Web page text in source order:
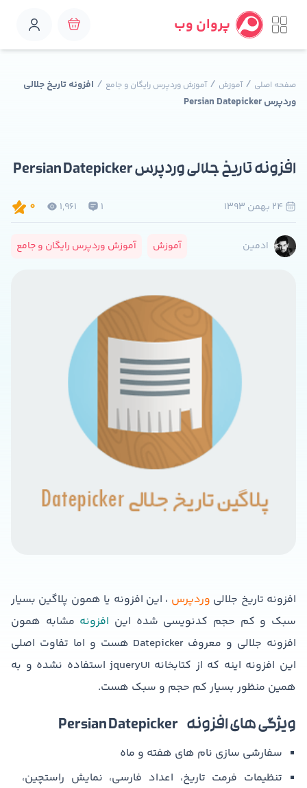
پروان وب
صفحه اصلی /آموزش /آموزش وردپرس رایگان و جامع / افزونه تاریخ جلالی
وردپرس Persian Datepicker
1
1,961
0
افزونه تاریخ جلالی وردپرس Persian Datepicker
ادمین آموزش آموزش وردپرس رایگان و جامع
افزونه تاریخ جلالی وردپرس ، این افزونه یا همون پلاگین بسیار
سبک و کم حجم کدنویسی شده این افزونه مشابه همون
افزونه جلالی و معروف Datepicker هست و اما تفاوت اصلی
این افزونه اینه که از کتابخانه jqueryUI استفاده نشده و به
همین منظور بسیار کم حجم و سبک هست.
ویژگی های افزونه Persian Datepicker
سفارشی سازی نام های هفته و ماه
تنظیمات فرمت تاریخ، اعداد فارسی، نمایش راستچین،